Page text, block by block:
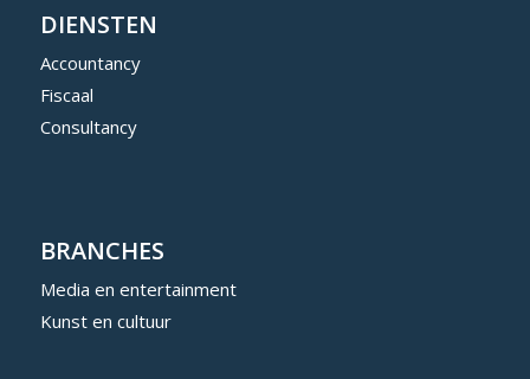
DIENSTEN
Accountancy
Fiscaal
Consultancy
BRANCHES
Media en entertainment
Kunst en cultuur